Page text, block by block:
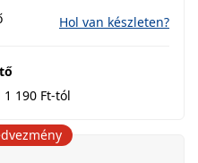
Hol van készleten?
190 Ft-tól